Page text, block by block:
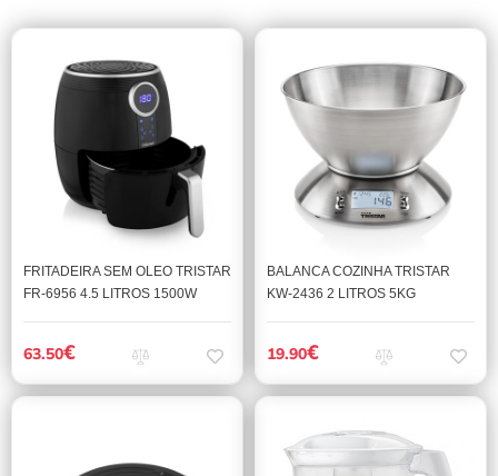
FRITADEIRA SEM OLEO TRISTAR
FR-6956 4.5 LITROS 1500W
63.50€
BALANCA COZINHA TRISTAR
KW-2436 2 LITROS 5KG
19.90€